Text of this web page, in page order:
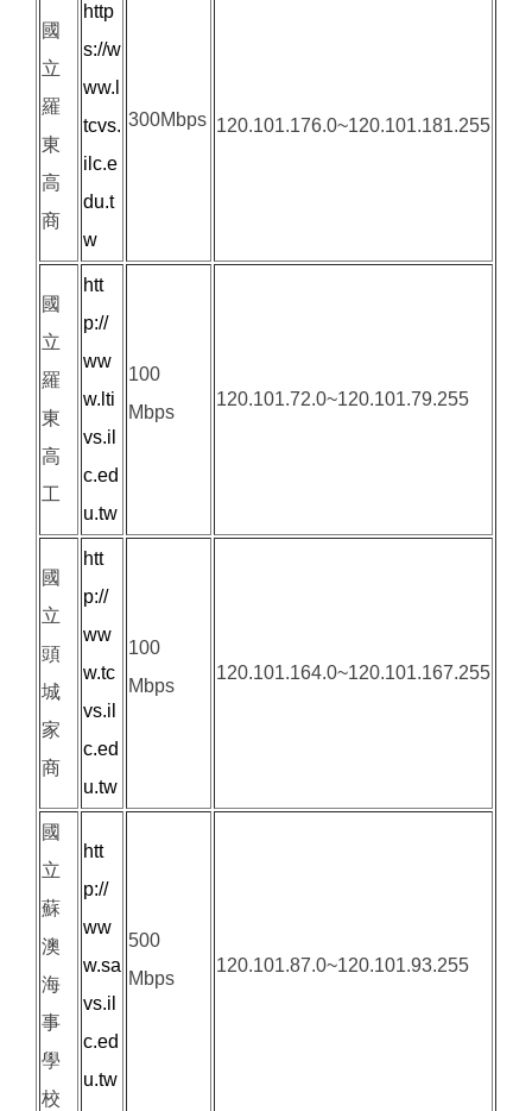
國
立
羅
東
高
商
http
s://w
ww.l
tcvs.
ilc.e
du.t
w
300Mbps 120.101.176.0~120.101.181.255
國
立
羅
東
高
工
htt
p://
ww
w.lti
vs.il
c.ed
u.tw
100
Mbps
120.101.72.0~120.101.79.255
國
立
頭
城
家
商
htt
p://
ww
w.tc
vs.il
c.ed
u.tw
100
Mbps
120.101.164.0~120.101.167.255
國
立
蘇
澳
海
事
學
校
htt
p://
ww
w.sa
vs.il
c.ed
u.tw
500
Mbps
120.101.87.0~120.101.93.255